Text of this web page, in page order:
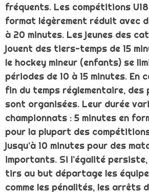
fréquents. Les compétitions
format légèrement réduit avec
à 20 minutes. Les jeunes des
jouent des tiers-temps de 15
le hockey mineur (enfants) se
périodes de 10 à 15 minutes. En
fin du temps réglementaire,
sont organisées. Leur durée
championnats : 5 minutes en
pour la plupart des
jusqu’à 10 minutes pour des
importants. Si l’égalité persiste,
tirs au but départage les
comme les pénalités, les arrêts